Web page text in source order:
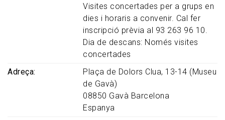
Visites concertades per a grups en
dies i horaris a convenir. Cal fer
inscripció prèvia al 93 263 96 10.
Dia de descans: Només visites
concertades
Adreça
Plaça de Dolors Clua, 13-14 (Museu
de Gavà)
08850 Gavà Barcelona
Espanya